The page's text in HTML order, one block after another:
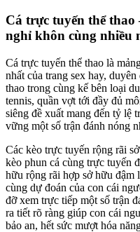
Cá trực tuyến thể
nghỉ khôn cùng nhiều
Cá trực tuyến thể thao là
nhất của trang sex hay,
thao trong cùng kế bên loại
tennis, quần vợt tới đầy đủ
siêng đề xuất mang đến tỷ lệ
vững một số trận đánh nóng
Các kèo trực tuyến rộng rãi
kèo phun cá cùng trực tuyến
hữu rộng rãi hợp sở hữu đậm
cùng dự đoán của con cái
đỡ xem trực tiếp một số trận
ra tiết rõ ràng giúp con cái
bảo an, hết sức mượt hóa